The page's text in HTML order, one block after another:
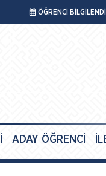
ÖĞRENCİ
ADAY ÖĞRENCİ